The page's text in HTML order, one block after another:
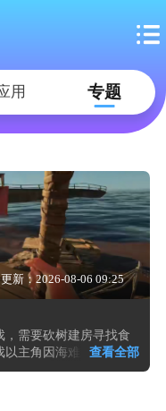
用 专题
更新：2026-08-06 09:25
需要砍树建房寻找食
以主角因海难或空难坠
、口渴、体温与体力四
手拾取石块、木棍与
与鱼叉，随后伐木搭
查看全部